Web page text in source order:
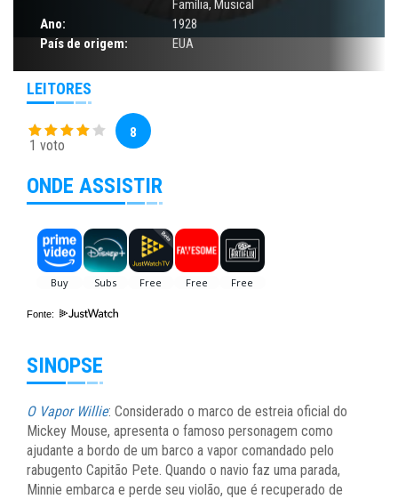
Família, Musical
Ano:
1928
País de origem:
EUA
LEITORES
1 voto
8
ONDE ASSISTIR
Fonte:
SINOPSE
O Vapor Willie: Considerado o marco de estreia oficial do
Mickey Mouse, apresenta o famoso personagem como
ajudante a bordo de um barco a vapor comandado pelo
rabugento Capitão Pete. Quando o navio faz uma parada,
Minnie embarca e perde seu violão, que é recuperado de